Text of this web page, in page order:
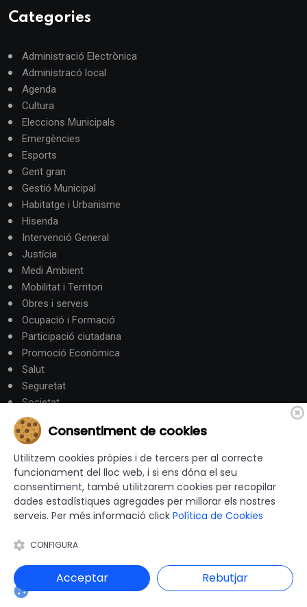
Categories
Administració Electrònica
Administracó local
Agenda
Cultura
Eleccions Municipals
Emergències
Esports
Gent gran
Gestió Municipal
Habitatge i Urbanisme
Hisenda
Intervenció General
Justícia
Medi Ambient
Mobilitat i Territori
Obres i serveis
Ocupació i Formació
Participació ciutadana
Promoció Econòmica
Salut
Seguretat
Societat
Turisme
Altres Canals
canalandorra.ad
© 2012-2026 Ajuntaments de Catalunya - Tots els drets
Avís Legal |Política de privacitat
Política de Cookies|Accessibilitat|
Consentiment de cookies
Utilitzem cookies pròpies i de tercers per al correcte
funcionament del lloc web, i si ens dóna el seu
consentiment, també utilitzarem cookies per recopilar
dades estadístiques agregades per millorar els nostres
serveis. Per més informació click Política de Cookies
CONFIGURA
Acceptar Rebutjar